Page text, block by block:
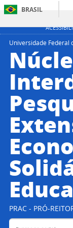
BRASIL
Universidade Federal
PRAC - PRÓ-
Buscar no portal